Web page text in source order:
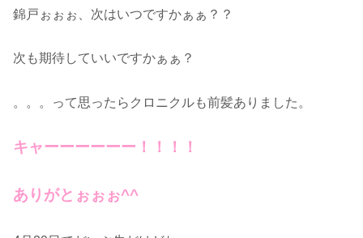
錦戸ぉぉぉ、次はいつですかぁぁ？？
次も期待していいですかぁぁ？
。。。って思ったらクロニクルも前髪ありました。
キャーーーーーー！！！！
ありがとぉぉぉ^^